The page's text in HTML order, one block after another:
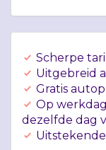
Scherpe
Uitgebreid
Gratis
Op
dezelfde dag